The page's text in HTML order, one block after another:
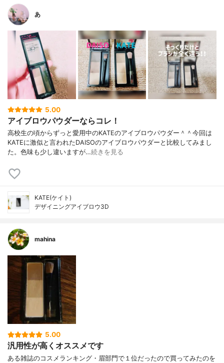
あ
5.00
アイブロウパウダーならコレ！
高校生の頃からずっと愛用中のKATEのアイブロウパウダー＾＾今回は
KATEに激似と言われたDAISOのアイブロウパウダーと比較してみまし
た。色味も少し違いますが…続きを見る
KATE(ケイト)
デザイニングアイブロウ3D
mahina
5.00
汎用性が高くオススメです
ある雑誌のコスメランキング・眉部門で１位だったので買ってみたのを